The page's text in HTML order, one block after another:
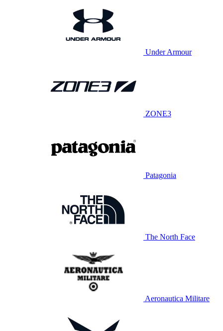
Under Armour
ZONE3
Patagonia
The North Face
Aeronautica Militare